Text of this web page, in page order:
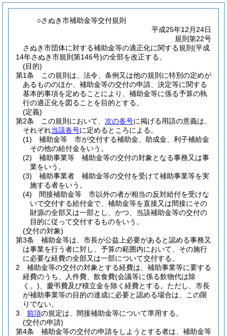
○さぬき市補助金等交付規則
平成25年12月24日
規則第22号
さぬき市団体に対する補助金等の適正化に関する規則(平成
14年さぬき市規則第146号)の全部を改正する。
(目的)
第1条
この規則は、法令、条例又は他の規則に特別の定めが
あるもののほか、補助金等の交付の申請、決定等に関する
基本的事項を定めることにより、補助金等に係る予算の執
行の適正化を図ることを目的とする。
(定義)
第2条
この規則において、 次の各号に掲げる用語の意義は、
それぞれ当該各号に定めるところによる。
(1)
補助金等 市が交付する補助金、助成金、利子補給金
その他の給付金をいう。
(2)
補助事業等 補助金等の交付の対象となる事務又は事
業をいう。
(3)
補助事業者 補助金等の交付を受けて補助事業等を実
施する者をいう。
(4)
間接補助金等 市以外の者が相当の反対給付を受けな
いで交付する給付金で、補助金等を直接又は間接にその
財源の全部又は一部とし、かつ、当該補助金等の交付の
目的に従って交付するものをいう。
(交付の対象)
第3条
補助金等は、市長が公益上必要があると認める事務又
は事業を行う者に対し、予算の範囲内において、その施行
に必要な経費の全部又は一部について交付する。
2
補助金等の交付の対象とする経費は、補助事業等に要する
経費のうち、人件費、飲食費(会議等に係る飲物代は除
く。) 、慶弔費及び積立金を除く経費とする。 ただし、市長
が補助事業等の目的の達成に必要と認める場合は、この限
りでない。
3
前項の規定は、間接補助金等について準用する。
(交付の申請)
第4条
補助金等の交付の申請をしようとする者は、補助金等